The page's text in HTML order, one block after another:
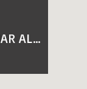
VENTA DEPTOS A ESTRENAR ALARCON ll